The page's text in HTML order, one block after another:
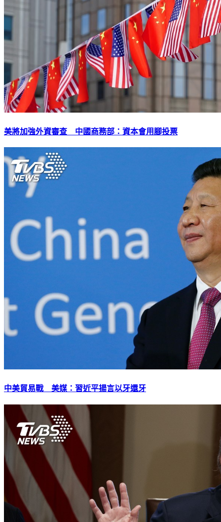
美將加強外資審查 中國商務部：資本會用腳投票
中美貿易戰 美媒：習近平揚言以牙還牙